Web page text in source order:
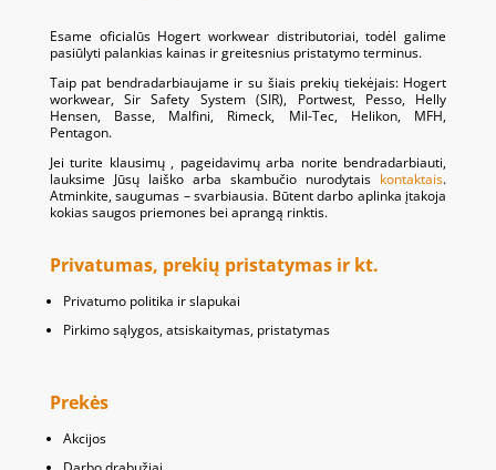
Esame oficialūs Hogert workwear distributoriai, todėl galime
pasiūlyti palankias kainas ir greitesnius pristatymo terminus.
Taip pat bendradarbiaujame ir su šiais prekių tiekėjais: Hogert
workwear, Sir Safety System (SIR), Portwest, Pesso, Helly
Hensen, Basse, Malfini, Rimeck, Mil-Tec, Helikon, MFH,
Pentagon.
Jei turite klausimų , pageidavimų arba norite bendradarbiauti,
lauksime Jūsų laiško arba skambučio nurodytais kontaktais.
Atminkite, saugumas – svarbiausia. Būtent darbo aplinka įtakoja
kokias saugos priemones bei aprangą rinktis.
Privatumas, prekių pristatymas ir kt.
Privatumo politika ir slapukai
Pirkimo sąlygos, atsiskaitymas, pristatymas
Prekės
Akcijos